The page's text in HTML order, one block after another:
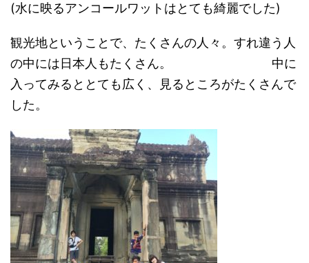
(水に映るアンコールワットはとても綺麗でした)
観光地ということで、たくさんの人々。すれ違う人
の中には日本人もたくさん。 中に
入ってみるととても広く、見るところがたくさんで
した。